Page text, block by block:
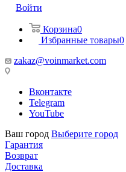
Войти
Корзина0
Избранные товары0
zakaz@voinmarket.com
Вконтакте
Telegram
YouTube
Ваш город Выберите город
Гарантия
Возврат
Доставка